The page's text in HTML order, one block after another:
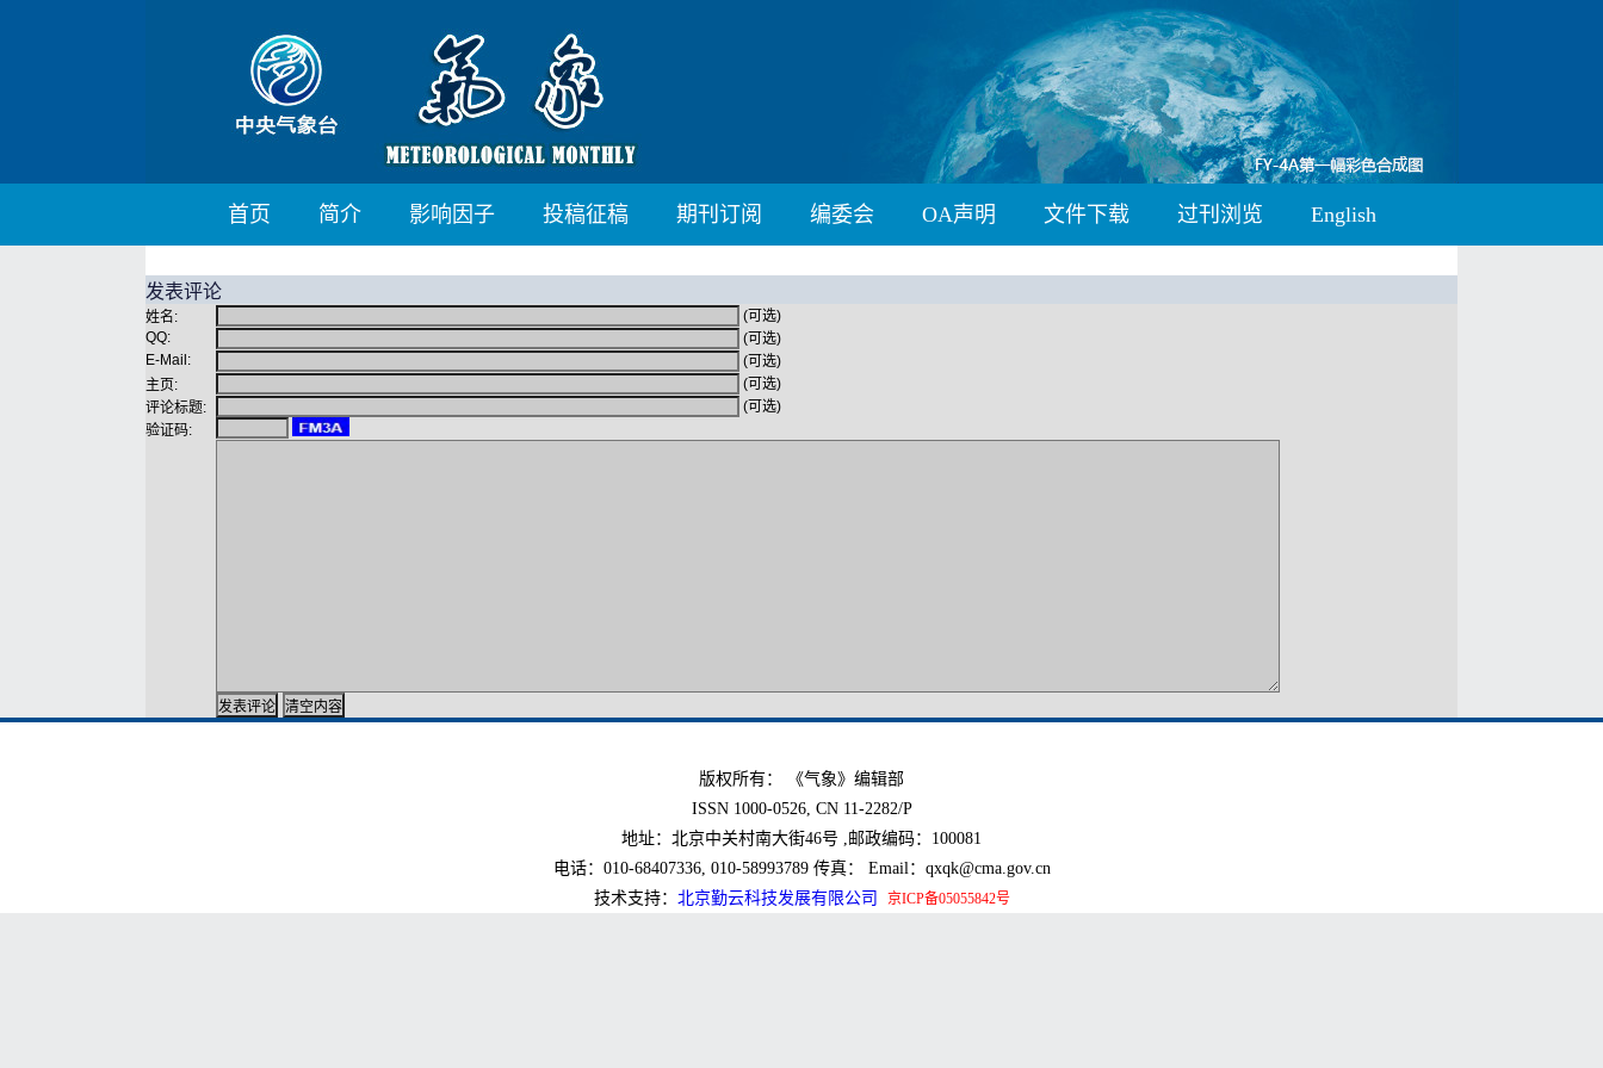
首页 简介 影响因子 投稿征稿 期刊订阅 编委会 OA声明 文件下载 过刊浏览 English
发表评论
姓名:
(可选)
QQ:
(可选)
E-Mail:
(可选)
主页:
(可选)
评论标题:
(可选)
验证码:
版权所有： 《气象》编辑部
ISSN 1000-0526, CN 11-2282/P
地址：北京中关村南大街46号 ,邮政编码：100081
电话：010-68407336, 010-58993789 传真： Email：qxqk@cma.gov.cn
技术支持： 北京勤云科技发展有限公司 京ICP备05055842号